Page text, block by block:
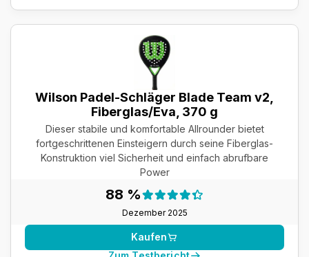
Wilson Padel-Schläger Blade Team v2,
Fiberglas/Eva, 370 g
Dieser stabile und komfortable Allrounder bietet
fortgeschrittenen Einsteigern durch seine Fiberglas-
Konstruktion viel Sicherheit und einfach abrufbare
Power
88 %
Dezember 2025
Testergebnis:
Kaufen